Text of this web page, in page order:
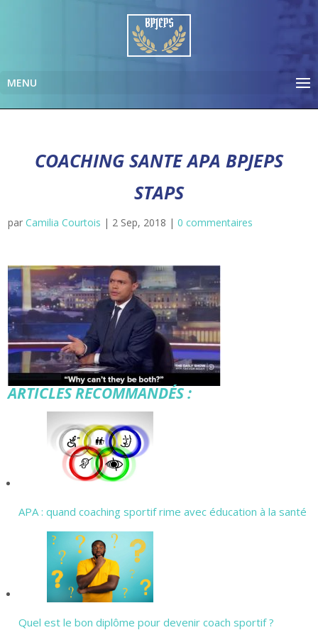
COACHING SANTE APA BPJEPS
STAPS
parCamilia Courtois | 2 Sep, 2018 |0 commentaires
ARTICLES RECOMMANDÉS :
APA : quand coaching sportif rime avec éducation à la santé
Quel est le bon diplôme pour devenir coach sportif ?